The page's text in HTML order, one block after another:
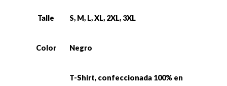
Talle S, M, L, XL, 2XL, 3XL
Color Negro
T-Shirt, confeccionada 100% en